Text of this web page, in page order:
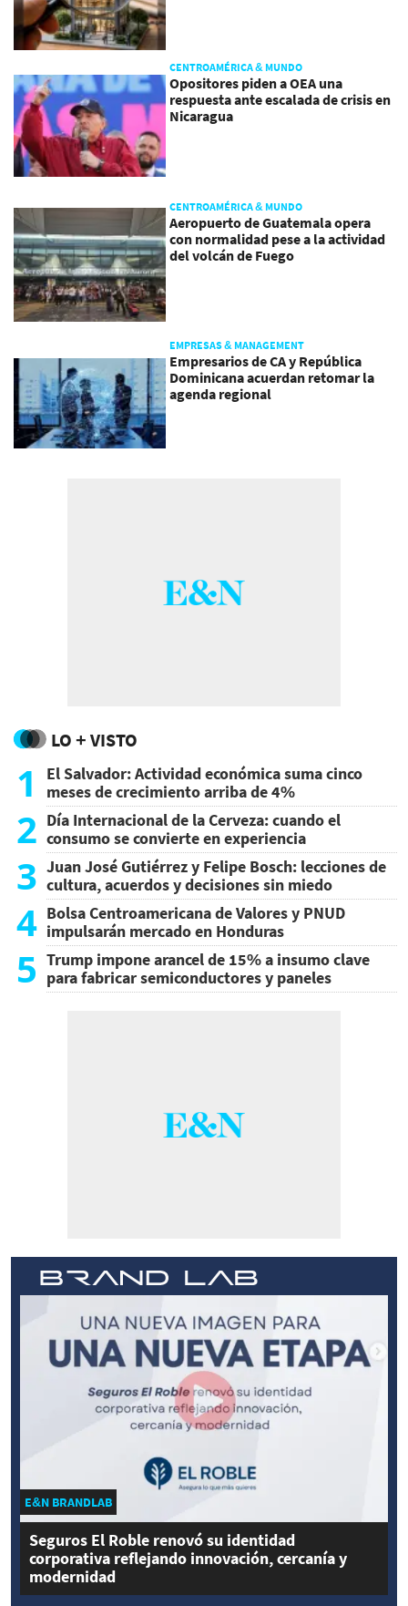
CENTROAMÉRICA & MUNDO
Opositores piden a OEA una
respuesta ante escalada de crisis en
Nicaragua
CENTROAMÉRICA & MUNDO
Aeropuerto de Guatemala opera
con normalidad pese a la actividad
del volcán de Fuego
EMPRESAS & MANAGEMENT
Empresarios de CA y República
Dominicana acuerdan retomar la
agenda regional
LO + VISTO
1
El Salvador: Actividad económica suma cinco
meses de crecimiento arriba de 4%
2 Día Internacional de la Cerveza: cuando el
consumo se convierte en experiencia
3 Juan José Gutiérrez y Felipe Bosch: lecciones de
cultura, acuerdos y decisiones sin miedo
4 Bolsa Centroamericana de Valores y PNUD
impulsarán mercado en Honduras
5 Trump impone arancel de 15% a insumo clave
para fabricar semiconductores y paneles
E&N BRANDLAB
Seguros El Roble renovó su identidad
corporativa reflejando innovación, cercanía y
modernidad